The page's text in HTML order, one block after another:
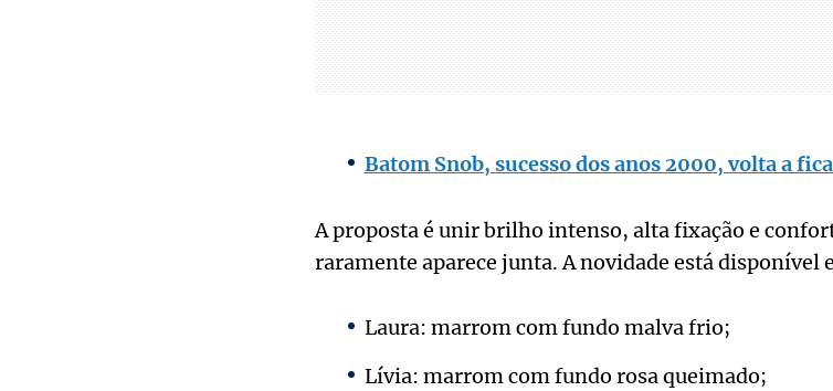
Batom Snob, sucesso dos anos 2000, volta a
A proposta é unir brilho intenso, alta fixação e
raramente aparece junta. A novidade está disponível
Laura: marrom com fundo malva frio;
Lívia: marrom com fundo rosa queimado;